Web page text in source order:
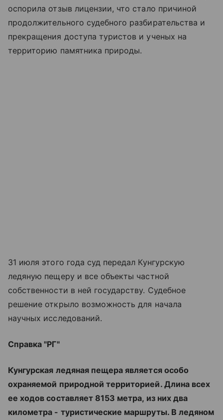
оспорила отзыв лицензии, что стало причиной
продолжительного судебного разбирательства и
прекращения доступа туристов и ученых на
территорию памятника природы.
31 июля этого года суд передал Кунгурскую
ледяную пещеру и все объекты частной
собственности в ней государству. Судебное
решение открыло возможность для начала
научных исследований.
Справка "РГ"
Кунгурская ледяная пещера является особо
охраняемой природной территорией. Длина всех
ее ходов составляет 8153 метра, из них два
километра - туристические маршруты. В ледяном